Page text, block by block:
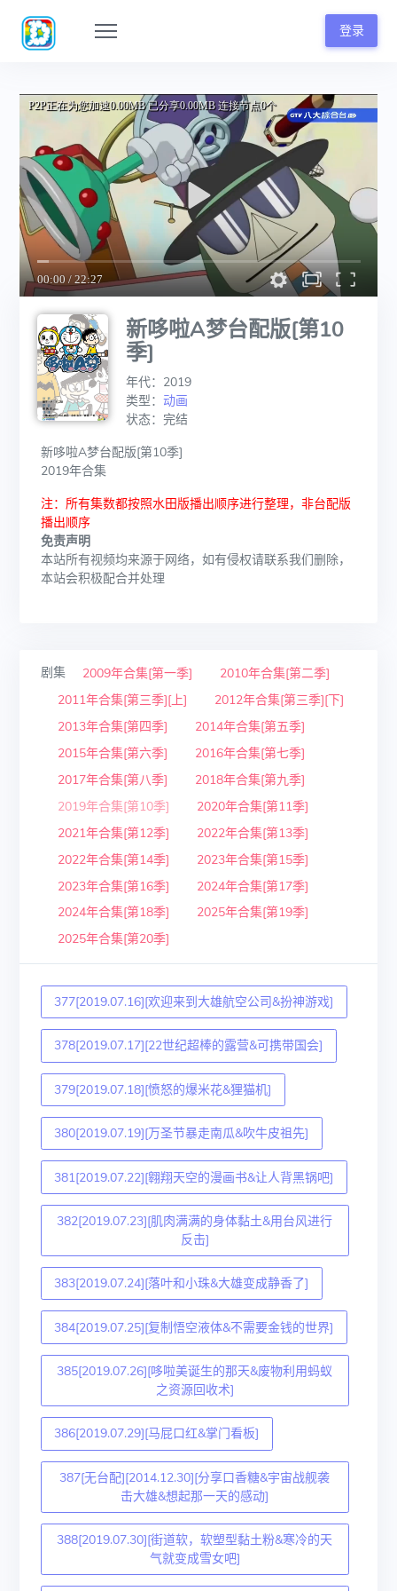
登录
新哆啦A梦台配版[第10
季]
年代：2019
类型： 动画
状态：完结
新哆啦A梦台配版[第10季]
2019年合集
注：所有集数都按照水田版播出顺序进行整理，非台配版
播出顺序
免责声明
本站所有视频均来源于网络，如有侵权请联系我们删除，
本站会积极配合并处理
剧集 2009年合集[第一季]
2010年合集[第二季]
2011年合集[第三季][上]
2012年合集[第三季][下]
2013年合集[第四季]
2014年合集[第五季]
2015年合集[第六季]
2016年合集[第七季]
2017年合集[第八季]
2018年合集[第九季]
2019年合集[第10季]
2020年合集[第11季]
2021年合集[第12季]
2022年合集[第13季]
2022年合集[第14季]
2023年合集[第15季]
2023年合集[第16季]
2024年合集[第17季]
2024年合集[第18季]
2025年合集[第19季]
2025年合集[第20季]
377[2019.07.16][欢迎来到大雄航空公司&扮神游戏]
378[2019.07.17][22世纪超棒的露营&可携带国会]
379[2019.07.18][愤怒的爆米花&狸猫机]
380[2019.07.19][万圣节暴走南瓜&吹牛皮祖先]
381[2019.07.22][翱翔天空的漫画书&让人背黑锅吧]
382[2019.07.23][肌肉满满的身体黏土&用台风进行
反击]
383[2019.07.24][落叶和小珠&大雄变成静香了]
384[2019.07.25][复制悟空液体&不需要金钱的世界]
385[2019.07.26][哆啦美诞生的那天&废物利用蚂蚁
之资源回收术]
386[2019.07.29][马屁口红&掌门看板]
387[无台配][2014.12.30][分享口香糖&宇宙战舰袭
击大雄&想起那一天的感动]
388[2019.07.30][街道软，软塑型黏土粉&寒冷的天
气就变成雪女吧]